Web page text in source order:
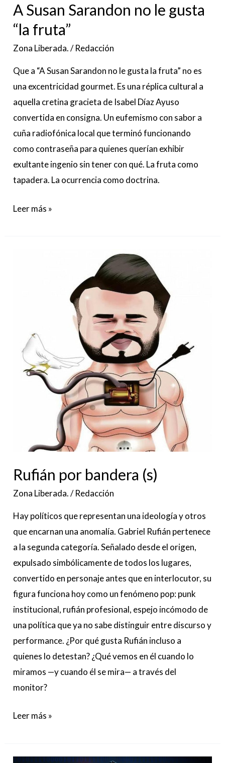
A Susan Sarandon no le gusta
“la fruta”
Zona Liberada./Redacción
Que a “A Susan Sarandon no le gusta la fruta” no es
una excentricidad gourmet. Es una réplica cultural a
aquella cretina gracieta de Isabel Díaz Ayuso
convertida en consigna. Un eufemismo con sabor a
cuña radiofónica local que terminó funcionando
como contraseña para quienes querían exhibir
exultante ingenio sin tener con qué. La fruta como
tapadera. La ocurrencia como doctrina.
Leer más »
Rufián por bandera (s)
Zona Liberada./Redacción
Hay políticos que representan una ideología y otros
que encarnan una anomalía. Gabriel Rufián pertenece
a la segunda categoría. Señalado desde el origen,
expulsado simbólicamente de todos los lugares,
convertido en personaje antes que en interlocutor, su
figura funciona hoy como un fenómeno pop: punk
institucional, rufián profesional, espejo incómodo de
una política que ya no sabe distinguir entre discurso y
performance. ¿Por qué gusta Rufián incluso a
quienes lo detestan? ¿Qué vemos en él cuando lo
miramos —y cuando él se mira— a través del
monitor?
Leer más »